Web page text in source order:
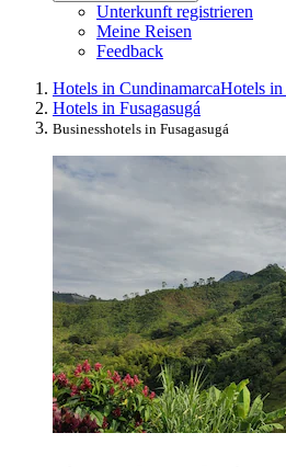
Unterkunft registrieren
Meine Reisen
Feedback
Hotels in CundinamarcaHotels
Hotels in Fusagasugá
Businesshotels in Fusagasugá